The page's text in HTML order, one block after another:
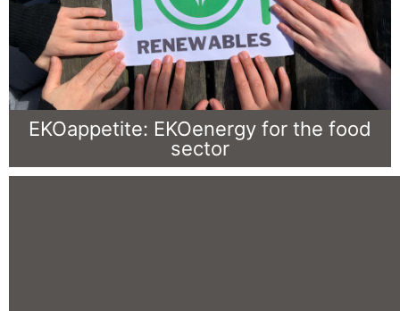
EKOappetite: EKOenergy for the food
sector